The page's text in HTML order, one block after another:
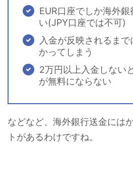
EUR口座でしか海外
い(JPY口座では不可)
入金が反映されるま
かってしまう
2万円以上入金しない
が無料にならない
などなど、海外銀行送金には
トがあるわけですね。